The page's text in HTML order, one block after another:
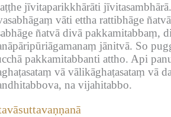
jīvitaparikkhārāti jīvitasambhārā.
vāti ettha rattibhāge
ñatvā divā pakkamitabbaṃ,
jānitvā. So
pakkamitabbanti attho. Api
vā vālikāghaṭasataṃ vā
na vijahitabbo.